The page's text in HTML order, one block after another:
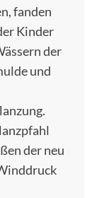
fanden
Kinder
der
und
der neu